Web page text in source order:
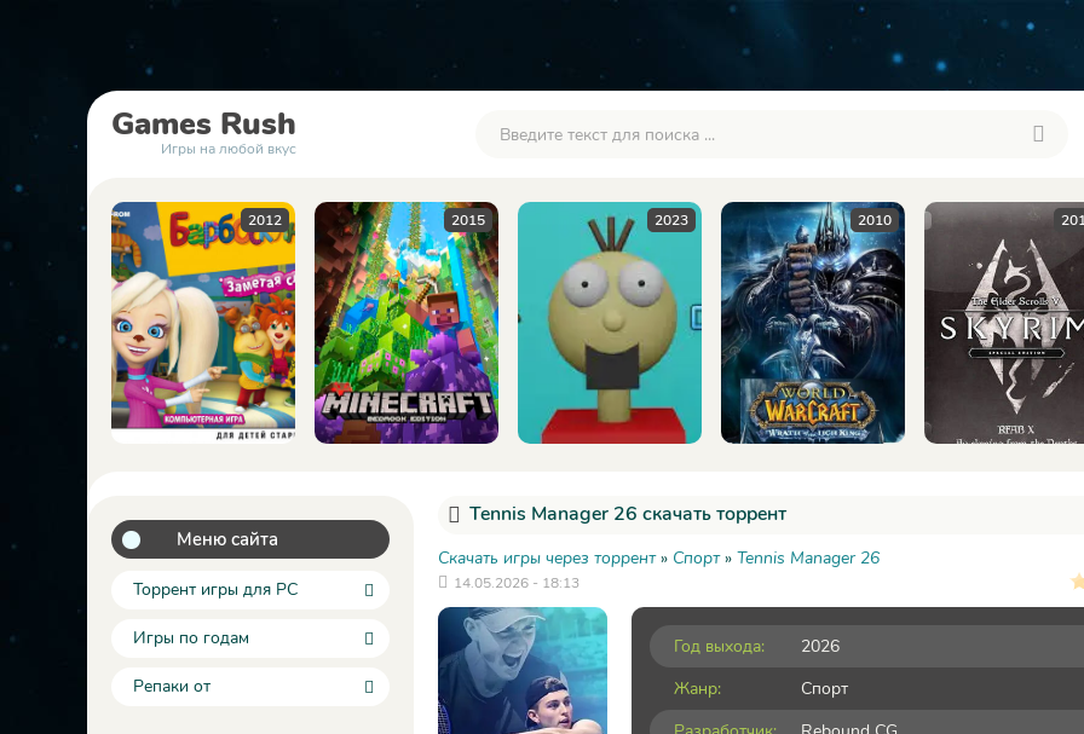
Games Rush
Игры на любой вкус
2015 2023 2010 2016
Меню сайта
Торрент игры для PC
Игры по годам
Репаки от
Tennis Manager 26 скачать торрент
Скачать игры через торрент» Спорт» Tennis Manager 26
14.05.2026 - 18:13
Год выхода:
2026
Жанр:
Спорт